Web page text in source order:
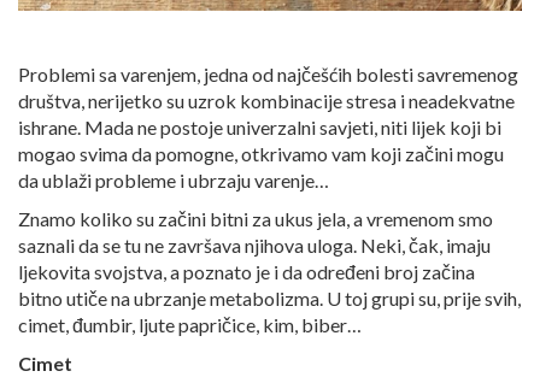
Problemi sa varenjem, jedna od najčešćih bolesti savremenog
društva, nerijetko su uzrok kombinacije stresa i neadekvatne
ishrane. Mada ne postoje univerzalni savjeti, niti lijek koji bi
mogao svima da pomogne, otkrivamo vam koji začini mogu
da ublaži probleme i ubrzaju varenje…
Znamo koliko su začini bitni za ukus jela, a vremenom smo
saznali da se tu ne završava njihova uloga. Neki, čak, imaju
ljekovita svojstva, a poznato je i da određeni broj začina
bitno utiče na ubrzanje metabolizma. U toj grupi su, prije svih,
cimet, đumbir, ljute papričice, kim, biber…
Cimet